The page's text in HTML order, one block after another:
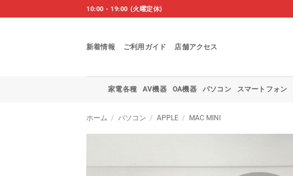
to
10:00 - 19:00 (火曜定休)
新着情報 ご利用ガイド 店舗アクセス
家電各種 AV機器 OA機器 パソコン スマートフォン
ホーム / パソコン / APPLE / MAC MINI